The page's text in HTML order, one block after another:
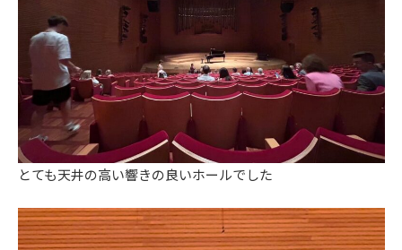
とても天井の高い響きの良いホールでした